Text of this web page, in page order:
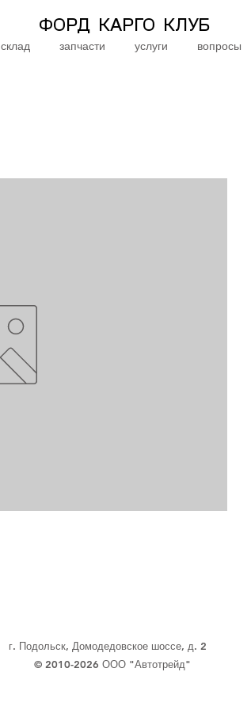
ФОРД КАРГО КЛУБ
склад запчасти услуги вопросы
г. Подольск, Домодедовское шоссе, д. 2
© 2010-2026 ООО "Автотрейд"